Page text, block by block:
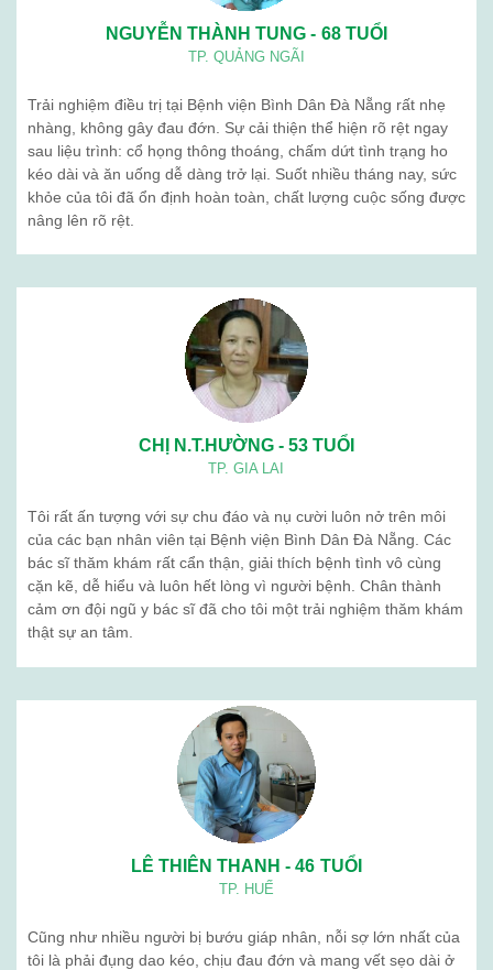
NGUYỄN THÀNH TUNG - 68 TUỔI
TP. QUẢNG NGÃI
Trải nghiệm điều trị tại Bệnh viện Bình Dân Đà Nẵng rất nhẹ
nhàng, không gây đau đớn. Sự cải thiện thể hiện rõ rệt ngay
sau liệu trình: cổ họng thông thoáng, chấm dứt tình trạng ho
kéo dài và ăn uống dễ dàng trở lại. Suốt nhiều tháng nay, sức
khỏe của tôi đã ổn định hoàn toàn, chất lượng cuộc sống được
nâng lên rõ rệt.
CHỊ N.T.HƯỜNG - 53 TUỔI
TP. GIA LAI
Tôi rất ấn tượng với sự chu đáo và nụ cười luôn nở trên môi
của các bạn nhân viên tại Bệnh viện Bình Dân Đà Nẵng. Các
bác sĩ thăm khám rất cẩn thận, giải thích bệnh tình vô cùng
cặn kẽ, dễ hiểu và luôn hết lòng vì người bệnh. Chân thành
cảm ơn đội ngũ y bác sĩ đã cho tôi một trải nghiệm thăm khám
thật sự an tâm.
LÊ THIÊN THANH - 46 TUỔI
TP. HUẾ
Cũng như nhiều người bị bướu giáp nhân, nỗi sợ lớn nhất của
tôi là phải đụng dao kéo, chịu đau đớn và mang vết sẹo dài ở